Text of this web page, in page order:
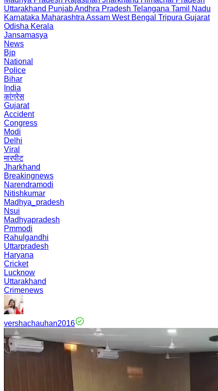
Uttarakhand PunjabAndhra Pradesh Telangana Tamil Nadu
Karnataka Maharashtra Assam West Bengal Tripura Gujarat
Odisha Kerala
Jansamasya
News
Bjp
National
Police
Bihar
India
कांग्रेस
Gujarat
Accident
Congress
Modi
Delhi
Viral
मारपीट
Jharkhand
Breakingnews
Narendramodi
Nitishkumar
Madhya_pradesh
Nsui
Madhyapradesh
Pmmodi
Rahulgandhi
Uttarpradesh
Haryana
Cricket
Lucknow
Uttarakhand
Crimenews
vershachauhan2016